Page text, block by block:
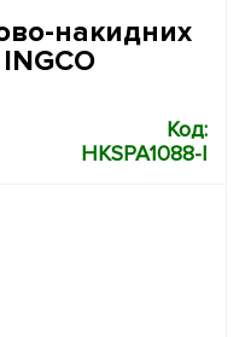
накидних
Код:
HKSPA1088-I